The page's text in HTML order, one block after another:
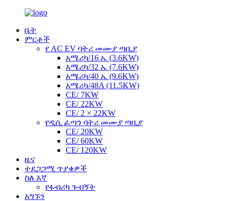
ቤት
ምርቶች
የ AC EV ባትሪ መሙያ ጣቢያ
አሜሪካ/16 ኤ (3.6KW)
አሜሪካ/32 ኤ (7.6KW)
አሜሪካ/40 ኤ (9.6KW)
አሜሪካ/48A (11.5KW)
CE/ 7KW
CE/ 22KW
CE/ 2 × 22KW
የዲሲ ፈጣን ባትሪ መሙያ ጣቢያ
CE/ 20KW
CE/ 60KW
CE/ 120KW
ዜና
ተደጋጋሚ ጥያቄዎች
ስለ እኛ
የፋብሪካ ጉብኝት
አግኙን